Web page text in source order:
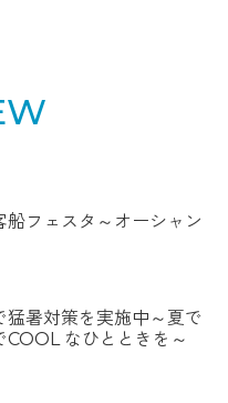
フェスタ～オーシャン
暑対策を実施中～夏で
COOL なひとときを～